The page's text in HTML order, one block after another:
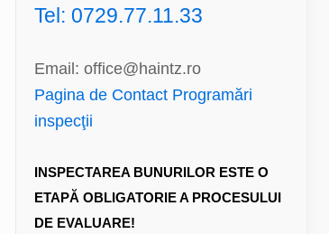
Tel: 0729.77.11.33
Email: office@haintz.ro
Pagina de Contact Programări
inspecţii
INSPECTAREA BUNURILOR ESTE O
ETAPĂ OBLIGATORIE A PROCESULUI
DE EVALUARE!